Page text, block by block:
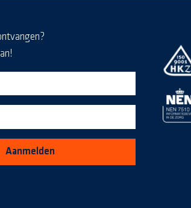
voor de MediaKrant
Aanmelden